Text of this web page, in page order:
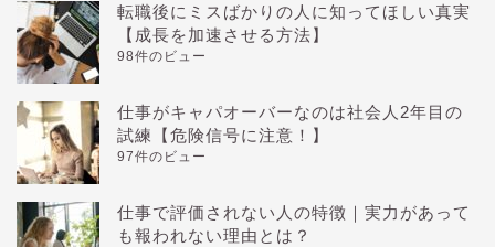
転職後にミスばかりの人に知ってほしい真実
【成長を加速させる方法】
98件のビュー
仕事がキャパオーバーなのは社会人2年目の
試練【危険信号に注意！】
97件のビュー
仕事で評価されない人の特徴｜実力があって
も報われない理由とは？